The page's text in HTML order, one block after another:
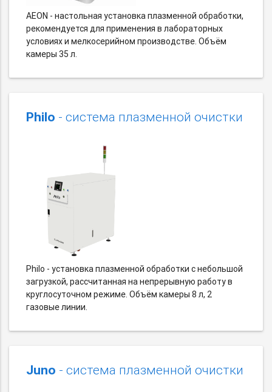
AEON - настольная установка плазменной обработки,
рекомендуется для применения в лабораторных
условиях и мелкосерийном производстве. Объём
камеры 35 л.
Philo - система плазменной очистки
Philo - установка плазменной обработки с небольшой
загрузкой, рассчитанная на непрерывную работу в
круглосуточном режиме. Объём камеры 8 л, 2
газовые линии.
Juno - система плазменной очистки